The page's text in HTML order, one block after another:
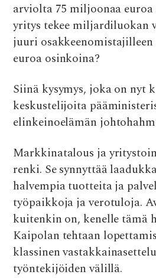
o
o
k
r A
p
p
t
arviolta 75 miljoonaa euroa
yritys tekee miljardiluokan
juuri
euroa osinkoina?
Siinä kysymys, joka on nyt
keskustelijoita
elinkeinoelämän
Markkinatalous ja
renki. Se synnyttää
halvempia tuotteita ja
työpaikkoja ja verotuloja.
kuitenkin on, kenelle tämä
Kaipolan tehtaan
klassinen
työntekijöiden välillä.